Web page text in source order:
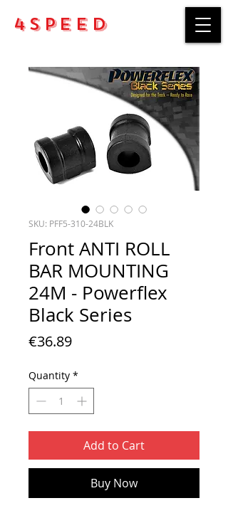
4Speed
SKU: PFF5-310-24BLK
Front ANTI ROLL
BAR MOUNTING
24M - Powerflex
Black Series
€36.89Price
Quantity *
Add to Cart
Buy Now